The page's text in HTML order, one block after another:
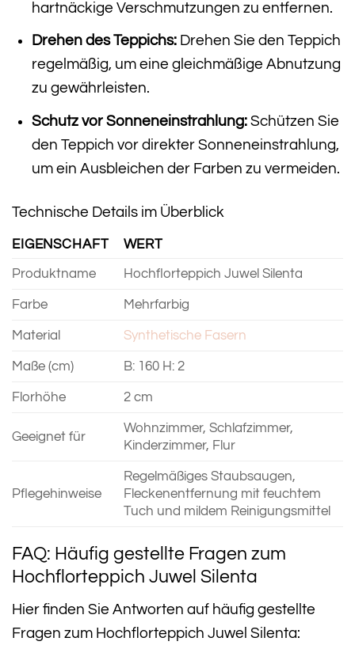
hartnäckige Verschmutzungen zu entfernen.
Drehen des Teppichs:Drehen Sie den Teppich
regelmäßig, um eine gleichmäßige Abnutzung
zu gewährleisten.
Schutz vor Sonneneinstrahlung:Schützen Sie
den Teppich vor direkter Sonneneinstrahlung,
um ein Ausbleichen der Farben zu vermeiden.
Technische Details im Überblick
EIGENSCHAFT WERT
Produktname Hochflorteppich Juwel Silenta
Farbe Mehrfarbig
Material Synthetische Fasern
Maße (cm) B: 160 H: 2
Florhöhe 2 cm
Geeignet für
Wohnzimmer, Schlafzimmer,
Kinderzimmer, Flur
Pflegehinweise
Regelmäßiges Staubsaugen,
Fleckenentfernung mit feuchtem
Tuch und mildem Reinigungsmittel
FAQ: Häufig gestellte Fragen zum
Hochflorteppich Juwel Silenta
Hier finden Sie Antworten auf häufig gestellte
Fragen zum Hochflorteppich Juwel Silenta: